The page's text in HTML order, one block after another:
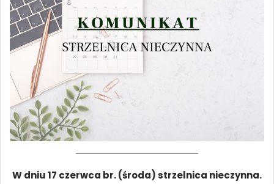
W dniu 17 czerwca br. (środa) strzelnica nieczynna.